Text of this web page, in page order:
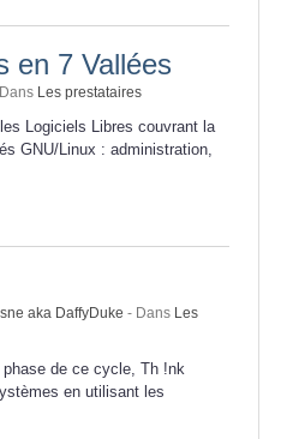
en 7 Vallées
Les prestataires
Logiciels Libres couvrant la
GNU/Linux : administration,
aka DaffyDuke - Dans Les
phase de ce cycle, Th !nk
en utilisant les